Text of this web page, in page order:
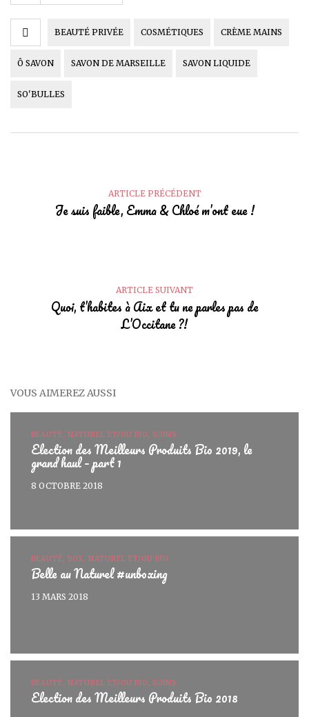
BEAUTÉ PRIVÉE COSMÉTIQUES CRÈME MAINS
Ô SAVON SAVON DE MARSEILLE SAVON LIQUIDE
SO'BULLES
ARTICLE PRÉCÉDENT
Je suis faible, Emma & Chloé m’ont eue !
ARTICLE SUIVANT
Quoi, t’habites à Aix et tu ne parles pas de
L’Occitane ?!
VOUS AIMEREZ AUSSI
BEAUTÉ, NATUREL ET/OU BIO, SOINS
Election des Meilleurs Produits Bio 2019, le
grand haul – part 1
8 OCTOBRE 2018
BEAUTÉ, BOX, NATUREL ET/OU BIO
Belle au Naturel #unboxing
13 MARS 2018
BEAUTÉ, NATUREL ET/OU BIO, SOINS
Election des Meilleurs Produits Bio 2018